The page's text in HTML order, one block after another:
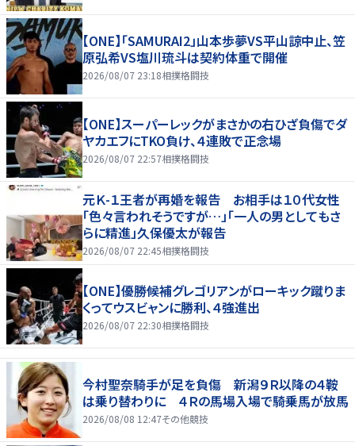
【ONE】「SAMURAI2」山本歩夢VS平山諒中止、笠
原弘希VS塩川琉斗は契約体重で開催
2026/08/07 23:18相撲格闘技
【ONE】スーパーレックがまさかの右ひざ負傷でダ
ヤカエフにTKO負け、４連敗で正念場
2026/08/07 22:57相撲格闘技
元Ｋ-１王者が再婚を報告 お相手は１０代女性
「色々言われそうですが…」「一人の男としてもさ
らに精進」久保優太が報告
2026/08/07 22:45相撲格闘技
【ONE】優勝候補グレゴリアンがローキック蹴りま
くってウスビャンに勝利、４強進出
2026/08/07 22:30相撲格闘技
今村聖奈騎手が足を負傷 新潟９Ｒ以降の４鞍
は乗り替わりに ４Ｒの馬場入場で騎乗馬が放馬
2026/08/08 12:47その他競技